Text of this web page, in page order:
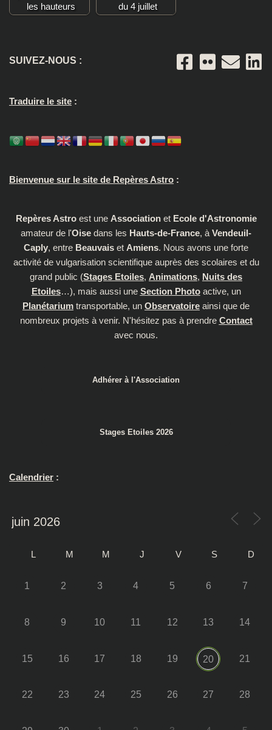
les hauteurs
du 4 juillet
SUIVEZ-NOUS :
Traduire le site :
Bienvenue sur le site de Repères Astro :
Repères Astroest une Associationet Ecole d'Astronomie
amateur de l'Oise dans les Hauts-de-France, à Vendeuil-
Caply, entre Beauvais et Amiens. Nous avons une forte
activité de vulgarisation scientifique auprès des scolaires et du
grand public (Stages Etoiles, Animations, Nuits des
Etoiles…), mais aussi une Section Photoactive, un
Planétarium transportable, un Observatoire ainsi que de
nombreux projets à venir. N'hésitez pas à prendre Contact
avec nous.
Adhérer à l'Association
Stages Etoiles 2026
Calendrier :
L M M J V S D
1 2 3 4 5 6 7
8 9 10 11 12 13 14
15 16 17 18 19 20 21
22 23 24 25 26 27 28